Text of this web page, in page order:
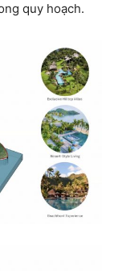
quy hoạch.